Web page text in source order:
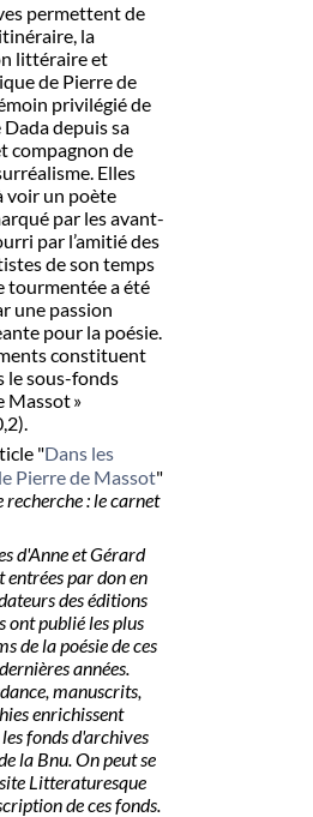
permettent de
la
littéraire et
de Pierre de
privilégié de
Dada depuis sa
compagnon de
Elles
voir un poète
par les avant-
par l’amitié des
de son temps
tourmentée a été
une passion
pour la poésie.
constituent
le sous-fonds
Massot »
"Dans les
Pierre de Massot"
recherche : le carnet
d'Anne et Gérard
entrées par don en
des éditions
ont publié les plus
de la poésie de ces
années.
manuscrits,
enrichissent
fonds d'archives
la Bnu. On peut se
Litteraturesque
de ces fonds.